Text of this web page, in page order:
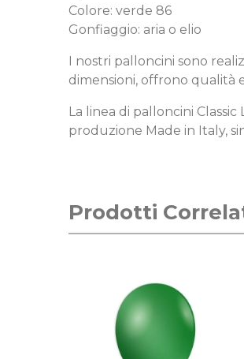
Colore: verde 86
Gonfiaggio: aria o elio
I nostri palloncini sono
dimensioni, offrono qualità
La linea di palloncini
produzione Made in Italy,
Prodotti